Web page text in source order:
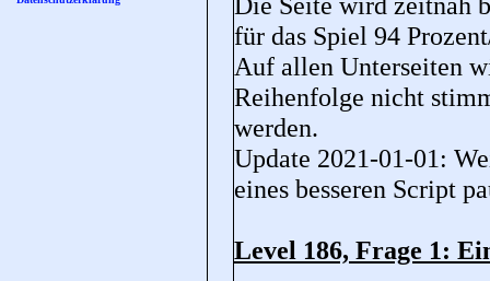
für das Spiel 94
Auf allen Unterseiten
Reihenfolge nicht
werden.
Update 2021-01-01:
eines besseren Script
Level 186, Frage 1: